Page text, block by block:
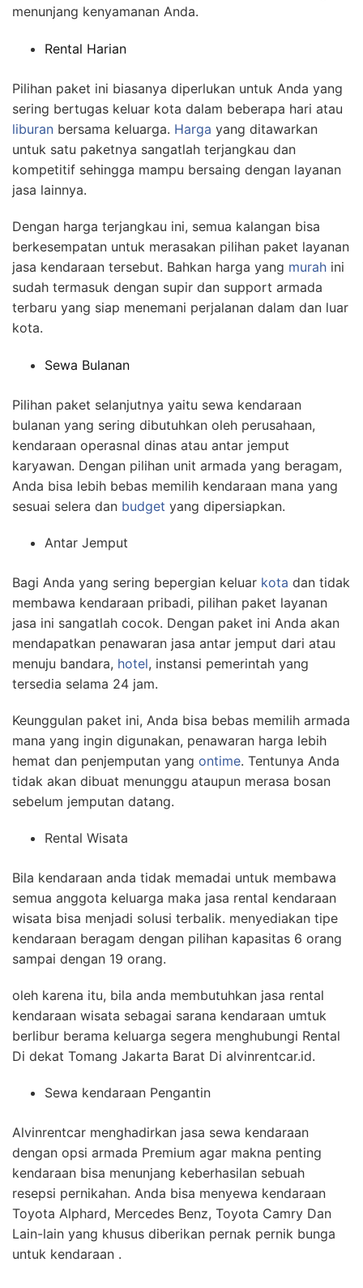
menunjang kenyamanan Anda.
Rental Harian
Pilihan paket ini biasanya diperlukan untuk Anda yang
sering bertugas keluar kota dalam beberapa hari atau
liburan bersama keluarga. Harga yang ditawarkan
untuk satu paketnya sangatlah terjangkau dan
kompetitif sehingga mampu bersaing dengan layanan
jasa lainnya.
Dengan harga terjangkau ini, semua kalangan bisa
berkesempatan untuk merasakan pilihan paket layanan
jasa kendaraan tersebut. Bahkan harga yang murah ini
sudah termasuk dengan supir dan support armada
terbaru yang siap menemani perjalanan dalam dan luar
kota.
Sewa Bulanan
Pilihan paket selanjutnya yaitu sewa kendaraan
bulanan yang sering dibutuhkan oleh perusahaan,
kendaraan operasnal dinas atau antar jemput
karyawan. Dengan pilihan unit armada yang beragam,
Anda bisa lebih bebas memilih kendaraan mana yang
sesuai selera dan budget yang dipersiapkan.
Antar Jemput
Bagi Anda yang sering bepergian keluar kota dan tidak
membawa kendaraan pribadi, pilihan paket layanan
jasa ini sangatlah cocok. Dengan paket ini Anda akan
mendapatkan penawaran jasa antar jemput dari atau
menuju bandara, hotel, instansi pemerintah yang
tersedia selama 24 jam.
Keunggulan paket ini, Anda bisa bebas memilih armada
mana yang ingin digunakan, penawaran harga lebih
hemat dan penjemputan yang ontime. Tentunya Anda
tidak akan dibuat menunggu ataupun merasa bosan
sebelum jemputan datang.
Rental Wisata
Bila kendaraan anda tidak memadai untuk membawa
semua anggota keluarga maka jasa rental kendaraan
wisata bisa menjadi solusi terbalik. menyediakan tipe
kendaraan beragam dengan pilihan kapasitas 6 orang
sampai dengan 19 orang.
oleh karena itu, bila anda membutuhkan jasa rental
kendaraan wisata sebagai sarana kendaraan umtuk
berlibur berama keluarga segera menghubungi Rental
Di dekat Tomang Jakarta Barat Di alvinrentcar.id.
Sewa kendaraan Pengantin
Alvinrentcar menghadirkan jasa sewa kendaraan
dengan opsi armada Premium agar makna penting
kendaraan bisa menunjang keberhasilan sebuah
resepsi pernikahan. Anda bisa menyewa kendaraan
Toyota Alphard, Mercedes Benz, Toyota Camry Dan
Lain-lain yang khusus diberikan pernak pernik bunga
untuk kendaraan .